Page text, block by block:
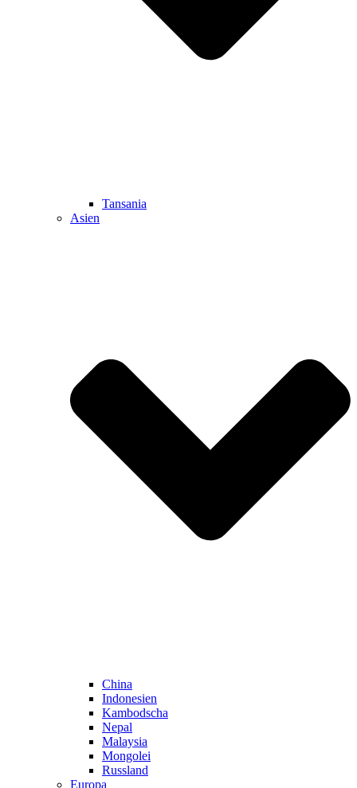
Tansania
Asien
China
Indonesien
Kambodscha
Nepal
Malaysia
Mongolei
Russland
Europa